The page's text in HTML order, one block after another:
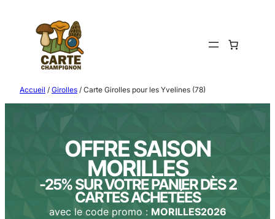
contenu
Accueil / Girolles / Carte Girolles pour les Yvelines (78)
OFFRE SAISON
MORILLES
-25% SUR VOTRE PANIER DÈS 2
CARTES ACHETÉES
avec le code promo : MORILLES2026